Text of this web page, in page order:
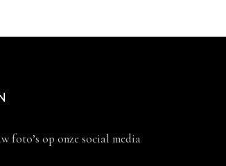
foto’s op onze social media